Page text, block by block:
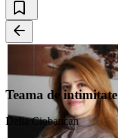
Teama de intimitate
Delia Ciobancan